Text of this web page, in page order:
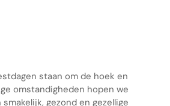
staan om de hoek en
omstandigheden hopen we
gezond en gezellige